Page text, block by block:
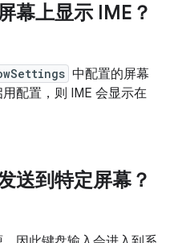
幕上显示 IME？
中配置的屏幕
配置，则 IME 会显示在
送到特定屏幕？